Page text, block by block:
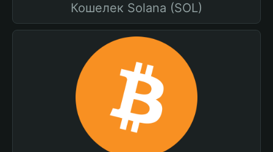
Кошелек Solana (SOL)